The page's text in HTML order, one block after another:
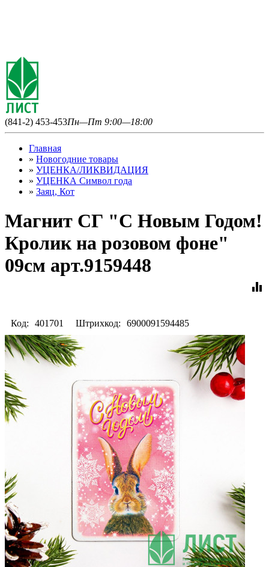
(841-2) 453-453Пн—Пт 9:00—18:00
Главная
» Новогодние товары
» УЦЕНКА/ЛИКВИДАЦИЯ
» УЦЕНКА Символ года
» Заяц, Кот
Магнит СГ "С Новым Годом!
Кролик на розовом фоне"
09см арт.9159448
equalizer
Код: 401701 Штрихкод: 6900091594485